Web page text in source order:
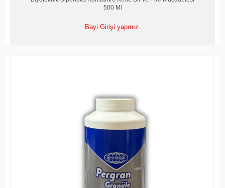
500 Ml
Bayi Girişi yapınız.